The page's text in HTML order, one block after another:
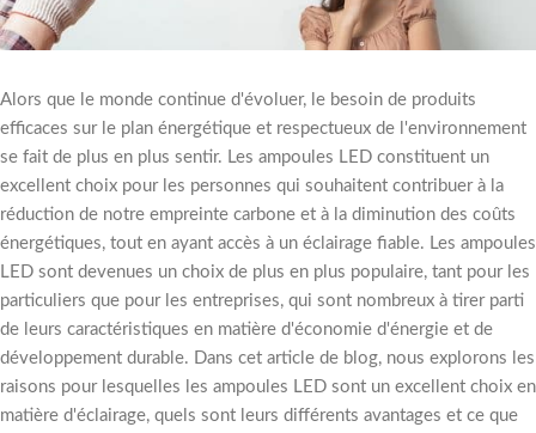
Alors que le monde continue d'évoluer, le besoin de produits
efficaces sur le plan énergétique et respectueux de l'environnement
se fait de plus en plus sentir. Les ampoules LED constituent un
excellent choix pour les personnes qui souhaitent contribuer à la
réduction de notre empreinte carbone et à la diminution des coûts
énergétiques, tout en ayant accès à un éclairage fiable. Les ampoules
LED sont devenues un choix de plus en plus populaire, tant pour les
particuliers que pour les entreprises, qui sont nombreux à tirer parti
de leurs caractéristiques en matière d'économie d'énergie et de
développement durable. Dans cet article de blog, nous explorons les
raisons pour lesquelles les ampoules LED sont un excellent choix en
matière d'éclairage, quels sont leurs différents avantages et ce que